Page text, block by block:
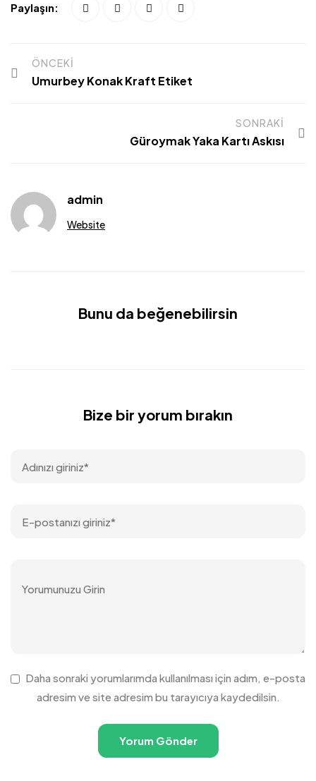
Paylaşın:
ÖNCEKI
Umurbey Konak Kraft Etiket
SONRAKI
Güroymak Yaka Kartı Askısı
admin
Website
Bunu da beğenebilirsin
Bize bir yorum bırakın
Daha sonraki yorumlarımda kullanılması için adım, e-posta
adresim ve site adresim bu tarayıcıya kaydedilsin.